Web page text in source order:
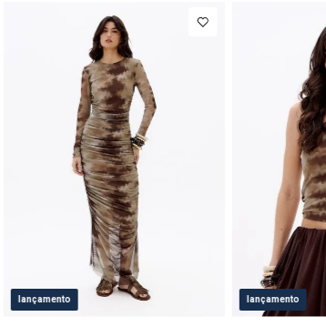
lançamento M G lançamento